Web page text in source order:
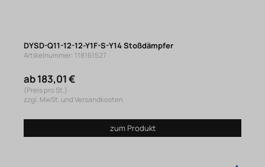
DYSD-Q11-12-12-Y1F-S-Y14 Stoßdämpfer
Artikelnummer: 118161527
ab 183,01 €
(Preis pro St.)
zzgl. MwSt. und Versandkosten
zum Produkt